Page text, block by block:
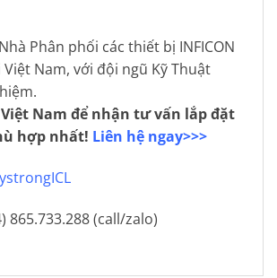
Phân phối các thiết bị INFICON
Nam, với đội ngũ Kỹ Thuật
Việt Nam để nhận tư vấn lắp đặt
hợp nhất! Liên hệ ngay>>>
865.733.288 (call/zalo)